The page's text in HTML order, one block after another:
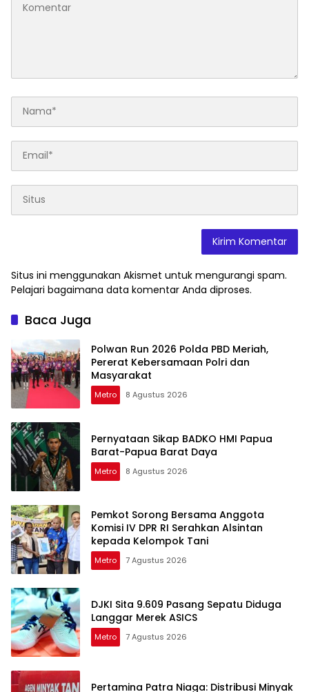
Situs ini menggunakan Akismet untuk mengurangi spam.
Pelajari bagaimana data komentar Anda diproses.
Baca Juga
Polwan Run 2026 Polda PBD Meriah,
Pererat Kebersamaan Polri dan
Masyarakat
Metro 8 Agustus 2026
Pernyataan Sikap BADKO HMI Papua
Barat-Papua Barat Daya
Metro 8 Agustus 2026
Pemkot Sorong Bersama Anggota
Komisi IV DPR RI Serahkan Alsintan
kepada Kelompok Tani
Metro 7 Agustus 2026
DJKI Sita 9.609 Pasang Sepatu Diduga
Langgar Merek ASICS
Metro 7 Agustus 2026
Pertamina Patra Niaga: Distribusi Minyak